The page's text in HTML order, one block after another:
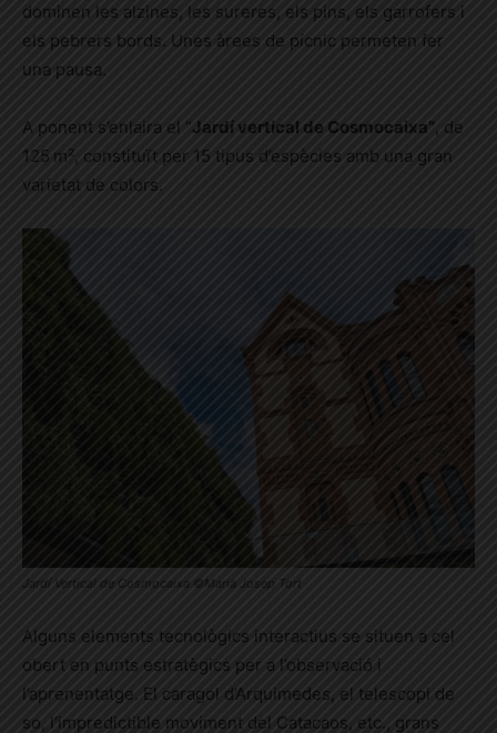
dominen les alzines, les sureres, els pins, els garrofers i
els pebrers bords. Unes àrees de pícnic permeten fer
una pausa.
A ponent s’enlaira el “Jardí vertical de Cosmocaixa” , de
125 m², constituït per 15 tipus d’espècies amb una gran
varietat de colors.
Jardí Vertical de Cosmocaixa ©Maria Josep Tort
Alguns elements tecnològics interactius se situen a cel
obert en punts estratègics per a l’observació i
l’aprenentatge. El caragol d’Arquimedes, el telescopi de
so, l’impredictible moviment del Catacaos, etc., grans